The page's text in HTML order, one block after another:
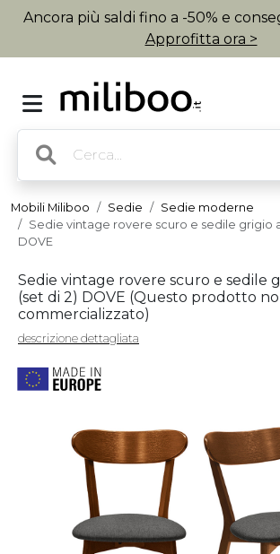
Ancora più saldi fino a -50% e
Approfitta ora >
Mobili Miliboo Sedie
Sedie moderne
Sedie vintage rovere scuro e sedile grigio
DOVE
Sedie vintage rovere scuro e sedile
(set di 2) DOVE (Questo prodotto
commercializzato)
descrizione dettagliata